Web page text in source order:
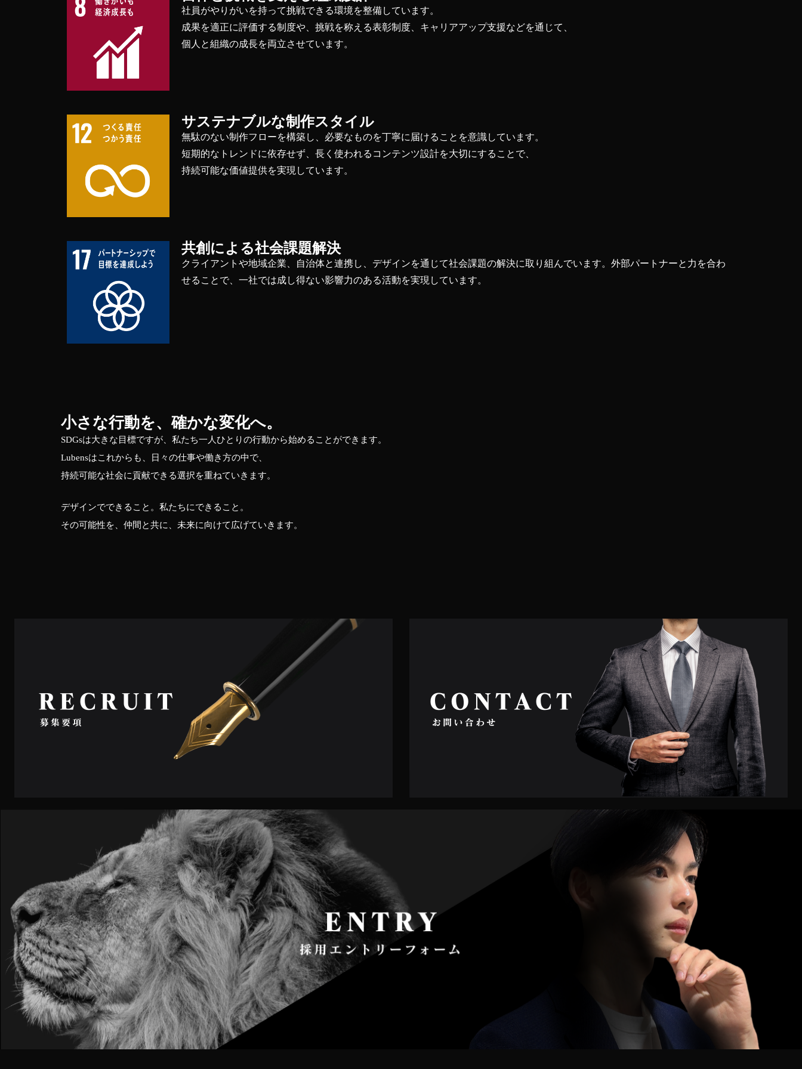
社員がやりがいを持って挑戦できる環境を整備しています。
成果を適正に評価する制度や、挑戦を称える表彰制度、キャリアアップ支援などを通じて、
個人と組織の成長を両立させています。
サステナブルな制作スタイル
無駄のない制作フローを構築し、必要なものを丁寧に届けることを意識しています。
短期的なトレンドに依存せず、長く使われるコンテンツ設計を大切にすることで、
持続可能な価値提供を実現しています。
共創による社会課題解決
クライアントや地域企業、自治体と連携し、デザインを通じて社会課題の解決に取り組んでいます。外部パートナーと力を合わ
せることで、一社では成し得ない影響力のある活動を実現しています。
小さな行動を、確かな変化へ。
SDGsは大きな目標ですが、私たち一人ひとりの行動から始めることができます。
Lubensはこれからも、日々の仕事や働き方の中で、
持続可能な社会に貢献できる選択を重ねていきます。
デザインでできること。私たちにできること。
その可能性を、仲間と共に、未来に向けて広げていきます。